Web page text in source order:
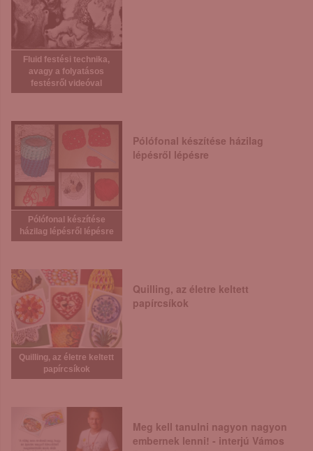
Fluid festési technika,
avagy a folyatásos
festésről videóval
Pólófonal készítése
házilag lépésről lépésre
Pólófonal készítése házilag
lépésről lépésre
Quilling, az életre keltett
papírcsíkok
Quilling, az életre keltett
papírcsíkok
Meg kell tanulni nagyon nagyon
embernek lenni! - interjú Vámos